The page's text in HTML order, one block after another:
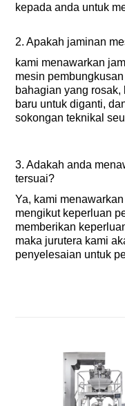
kepada anda untuk
2. Apakah jaminan
kami menawarkan
mesin
bahagian yang
baru untuk diganti,
sokongan teknikal
3. Adakah anda
tersuai?
Ya, kami
mengikut keperluan
memberikan
maka jurutera kami
penyelesaian untuk